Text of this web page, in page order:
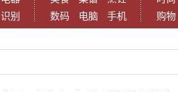
识别
数码
电脑 手机
购物